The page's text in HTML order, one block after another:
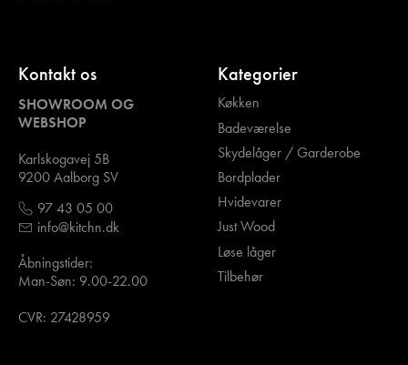
Kontakt os
SHOWROOM OG
WEBSHOP
Karlskogavej 5B
9200 Aalborg SV
97 43 05 00
info@kitchn.dk
Åbningstider:
Man-Søn: 9.00-22.00
CVR: 27428959
Kategorier
Køkken
Badeværelse
Skydelåger / Garderobe
Bordplader
Hvidevarer
Just Wood
Løse låger
Tilbehør